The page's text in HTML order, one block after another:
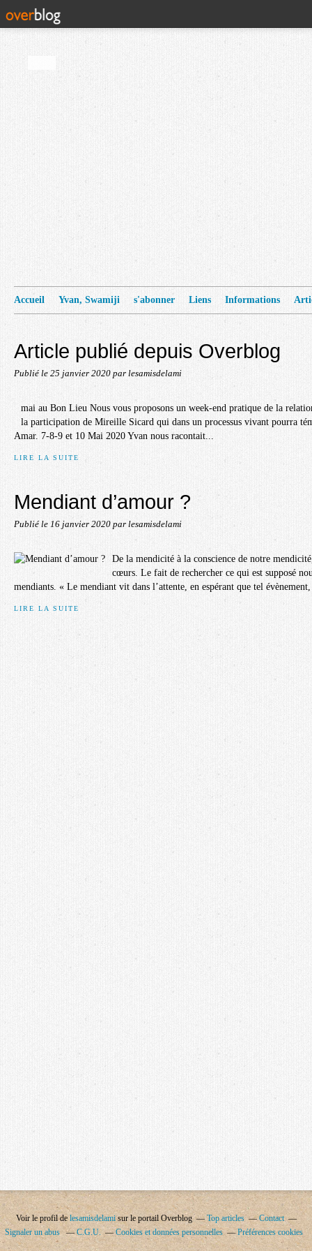
Accueil Yvan, Swamiji s'abonner Liens Informations
Article publié depuis Overblog
Publié le 25 janvier 2020 par lesamisdelami
mai au Bon Lieu Nous vous proposons un week-end pratique de la
la participation de Mireille Sicard qui dans un processus vivant pourra
Amar. 7-8-9 et 10 Mai 2020 Yvan nous racontait...
LIRE LA SUITE
Mendiant d’amour ?
Publié le 16 janvier 2020 par lesamisdelami
De la mendicité à la conscience de notre
cœurs. Le fait de rechercher ce qui est supposé
mendiants. « Le mendiant vit dans l’attente, en espérant que tel
LIRE LA SUITE
Voir le profil de lesamisdelamisur le portail Overblog Top articles
Contact
Signaler un abus
C.G.U. Cookies et données personnelles Préférences cookies